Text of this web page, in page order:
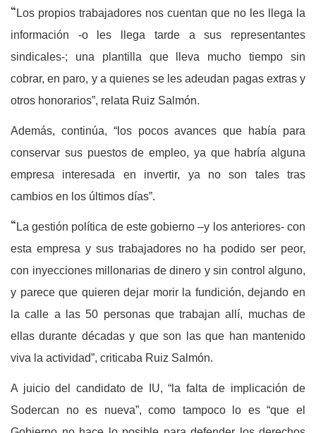
“ Los propios trabajadores nos cuentan que no les llega la
información -o les llega tarde a sus representantes
sindicales-; una plantilla que lleva mucho tiempo sin
cobrar, en paro, y a quienes se les adeudan pagas extras y
otros honorarios”, relata Ruiz Salmón.
Además, continúa, “los pocos avances que había para
conservar sus puestos de empleo, ya que habría alguna
empresa interesada en invertir, ya no son tales tras
cambios en los últimos días”.
“ La gestión política de este gobierno –y los anteriores- con
esta empresa y sus trabajadores no ha podido ser peor,
con inyecciones millonarias de dinero y sin control alguno,
y parece que quieren dejar morir la fundición, dejando en
la calle a las 50 personas que trabajan allí, muchas de
ellas durante décadas y que son las que han mantenido
viva la actividad”, criticaba Ruiz Salmón.
A juicio del candidato de IU, “la falta de implicación de
Sodercan no es nueva”, como tampoco lo es “que el